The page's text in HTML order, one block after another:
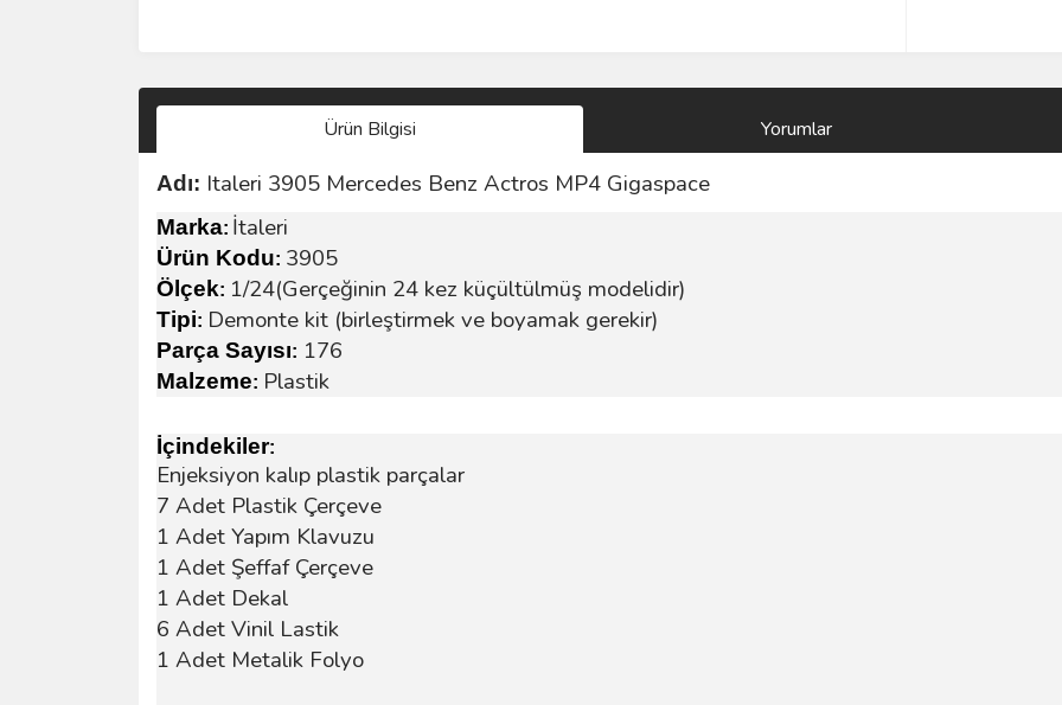
Ürün Bilgisi Yorumlar
Adı: Italeri 3905 Mercedes Benz Actros MP4 Gigaspace
Marka: İtaleri
Ürün Kodu: 3905
Ölçek: 1/24(Gerçeğinin 24 kez küçültülmüş modelidir)
Tipi: Demonte kit (birleştirmek ve boyamak gerekir)
Parça Sayısı: 176
Malzeme: Plastik
İçindekiler:
Enjeksiyon kalıp plastik parçalar
7 Adet Plastik Çerçeve
1 Adet Yapım Klavuzu
1 Adet Şeffaf Çerçeve
1 Adet Dekal
6 Adet Vinil Lastik
1 Adet Metalik Folyo